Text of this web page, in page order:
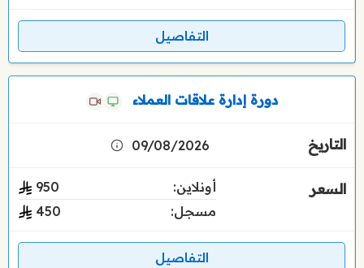
التفاصيل
دورة إدارة علاقات العملاء
09/08/2026
أونلاين:
950
مسجل:
450
التفاصيل